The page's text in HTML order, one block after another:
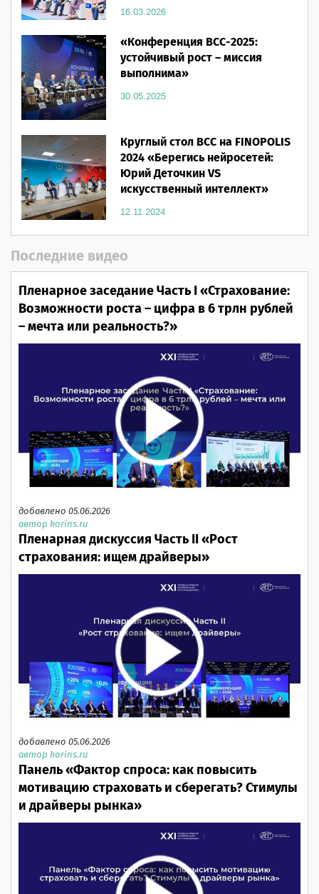
16.03.2026
«Конференция ВСС-2025:
устойчивый рост – миссия
выполнима»
30.05.2025
Круглый стол ВСС на FINOPOLIS
2024 «Берегись нейросетей:
Юрий Деточкин VS
искусственный интеллект»
12.11.2024
Последние видео
Пленарное заседание Часть I «Страхование:
Возможности роста – цифра в 6 трлн рублей
– мечта или реальность?»
добавлено 05.06.2026
автор korins.ru
Пленарная дискуссия Часть II «Рост
страхования: ищем драйверы»
добавлено 05.06.2026
автор korins.ru
Панель «Фактор спроса: как повысить
мотивацию страховать и сберегать? Стимулы
и драйверы рынка»